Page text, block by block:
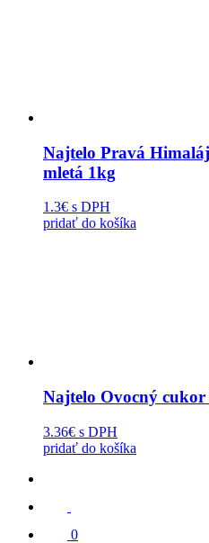
Najtelo Pravá
mletá 1kg
1.3€ s DPH
pridať do košíka
Najtelo Ovocný
3.36€ s DPH
pridať do košíka
0